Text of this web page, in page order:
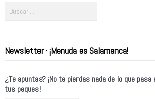
Newsletter · ¡Menuda es Salamanca!
¿Te apuntas? ¡No te pierdas nada de lo que pasa
tus peques!